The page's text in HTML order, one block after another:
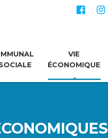
VIE
ÉCONOMIQUE